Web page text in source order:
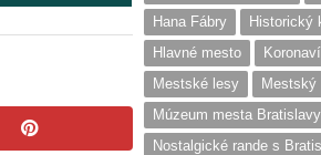
pinterest
Hana Fábry
Historický
Hlavné mesto
Mestské lesy
Mestský
Múzeum mesta Bratislavy
Nostalgické rande s